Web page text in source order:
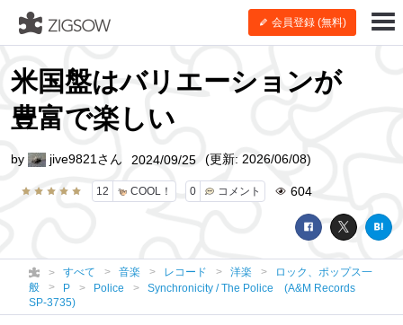
会員登録 (無料)
米国盤はバリエーションが
豊富で楽しい
12 COOL！ 0 コメント 604
by jive9821さん 2024/09/25 (更新: 2026/06/08)
すべて 音楽 レコード 洋楽
ロック、ポップス一
般
P Police
Synchronicity / The Police (A&M Records
SP-3735)